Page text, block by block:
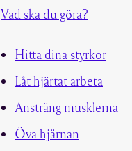
Vad ska du göra?
Hitta dina styrkor
Låt hjärtat arbeta
Ansträng musklerna
Öva hjärnan